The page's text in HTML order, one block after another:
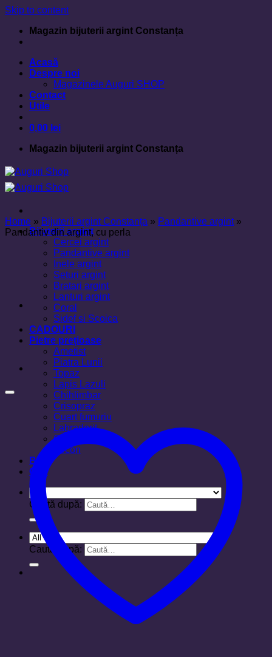
Skip to content
Magazin bijuterii argint Constanța
Acasă
Despre noi
Magazinele Auguri SHOP
Contact
Utile
0,00 lei
Magazin bijuterii argint Constanța
Bijuterii argint
Cercei argint
Pandantive argint
Inele argint
Seturi argint
Bratari argint
Lanturi argint
Coral
Sidef si Scoica
CADOURI
Pietre prețioase
Ametist
Piatra Lunii
Topaz
Lapis Lazuli
Chihlimbar
Crisopraz
Cuart fumuriu
Labradorit
Ochi de tigru
Zircon
Blog
Cos
Caută după:
Caută după:
Home » Bijuterii argint Constanța » Pandantive argint»
Pandantiv din argint, cu perla